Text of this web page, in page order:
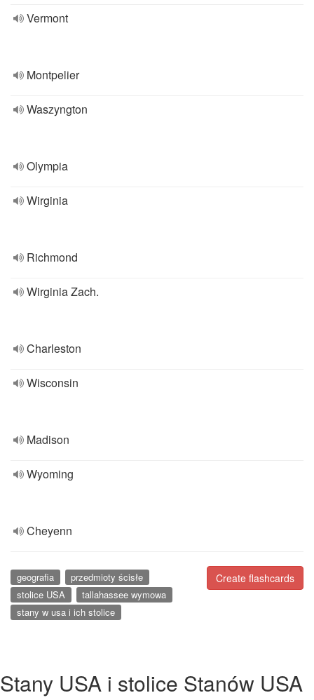
Vermont
Montpelier
Waszyngton
Olympia
Wirginia
Richmond
Wirginia Zach.
Charleston
Wisconsin
Madison
Wyoming
Cheyenn
Create flashcards
geografia
przedmioty ścisłe
stolice USA
tallahassee wymowa
stany w usa i ich stolice
Stany USA i stolice Stanów USA